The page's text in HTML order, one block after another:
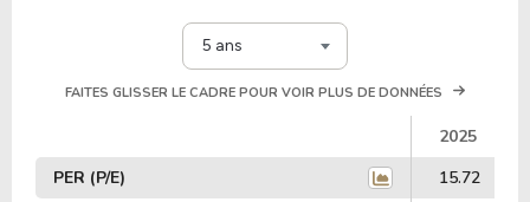
5 ans
FAITES GLISSER LE CADRE POUR VOIR PLUS DE DONNÉES
2025
PER (P/E)
15.72